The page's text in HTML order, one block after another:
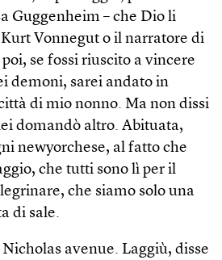
Guggenheim – che Dio li
Vonnegut o il narratore di
se fossi riuscito a vincere
demoni, sarei andato in
di mio nonno. Ma non dissi
domandò altro. Abituata,
newyorchese, al fatto che
che tutti sono lì per il
che siamo solo una
di sale.
avenue. Laggiù, disse